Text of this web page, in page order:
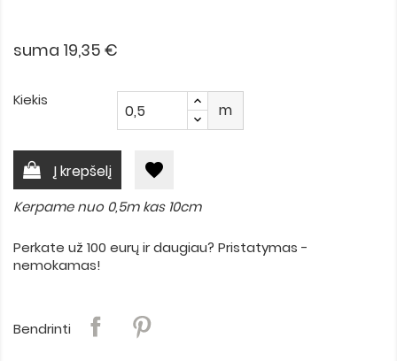
suma 19,35 €
Kiekis
m
Į krepšelį favorite
Kerpame nuo 0,5m kas 10cm
Perkate už 100 eurų ir daugiau? Pristatymas -
nemokamas!
Bendrinti